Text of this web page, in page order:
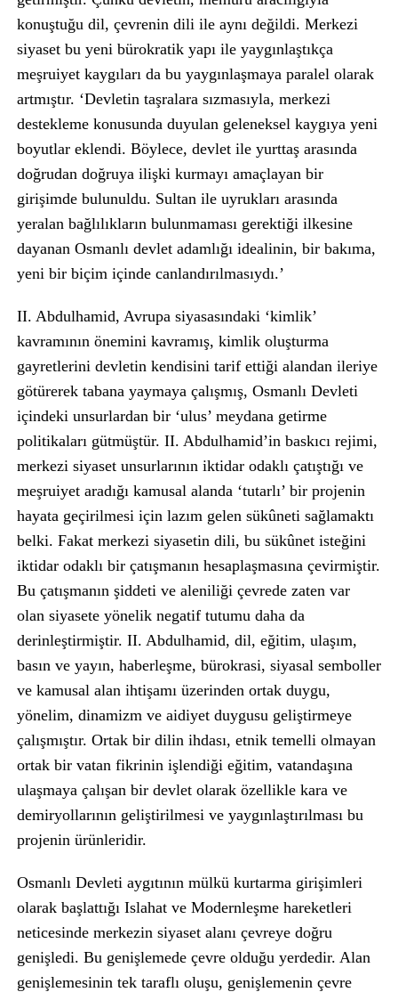
konuştuğu dil, çevrenin dili ile aynı değildi. Merkezi
siyaset bu yeni bürokratik yapı ile yaygınlaştıkça
meşruiyet kaygıları da bu yaygınlaşmaya paralel olarak
artmıştır. ‘Devletin taşralara sızmasıyla, merkezi
destekleme konusunda duyulan geleneksel kaygıya yeni
boyutlar eklendi. Böylece, devlet ile yurttaş arasında
doğrudan doğruya ilişki kurmayı amaçlayan bir
girişimde bulunuldu. Sultan ile uyrukları arasında
yeralan bağlılıkların bulunmaması gerektiği ilkesine
dayanan Osmanlı devlet adamlığı idealinin, bir bakıma,
yeni bir biçim içinde canlandırılmasıydı.’
II. Abdulhamid, Avrupa siyasasındaki ‘kimlik’
kavramının önemini kavramış, kimlik oluşturma
gayretlerini devletin kendisini tarif ettiği alandan ileriye
götürerek tabana yaymaya çalışmış, Osmanlı Devleti
içindeki unsurlardan bir ‘ulus’ meydana getirme
politikaları gütmüştür. II. Abdulhamid’in baskıcı rejimi,
merkezi siyaset unsurlarının iktidar odaklı çatıştığı ve
meşruiyet aradığı kamusal alanda ‘tutarlı’ bir projenin
hayata geçirilmesi için lazım gelen sükûneti sağlamaktı
belki. Fakat merkezi siyasetin dili, bu sükûnet isteğini
iktidar odaklı bir çatışmanın hesaplaşmasına çevirmiştir.
Bu çatışmanın şiddeti ve aleniliği çevrede zaten var
olan siyasete yönelik negatif tutumu daha da
derinleştirmiştir. II. Abdulhamid, dil, eğitim, ulaşım,
basın ve yayın, haberleşme, bürokrasi, siyasal semboller
ve kamusal alan ihtişamı üzerinden ortak duygu,
yönelim, dinamizm ve aidiyet duygusu geliştirmeye
çalışmıştır. Ortak bir dilin ihdası, etnik temelli olmayan
ortak bir vatan fikrinin işlendiği eğitim, vatandaşına
ulaşmaya çalışan bir devlet olarak özellikle kara ve
demiryollarının geliştirilmesi ve yaygınlaştırılması bu
projenin ürünleridir.
Osmanlı Devleti aygıtının mülkü kurtarma girişimleri
olarak başlattığı Islahat ve Modernleşme hareketleri
neticesinde merkezin siyaset alanı çevreye doğru
genişledi. Bu genişlemede çevre olduğu yerdedir. Alan
genişlemesinin tek taraflı oluşu, genişlemenin çevre